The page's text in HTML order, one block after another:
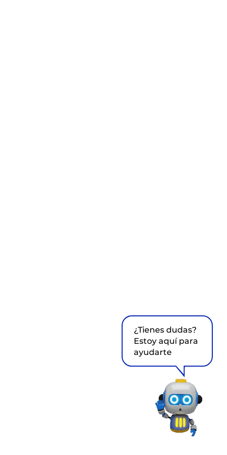
¿Tienes dudas?
Estoy aquí para
ayudarte